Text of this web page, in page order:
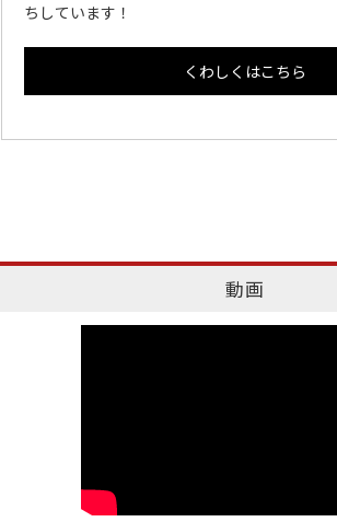
ちしています！
くわしくはこちら
動画